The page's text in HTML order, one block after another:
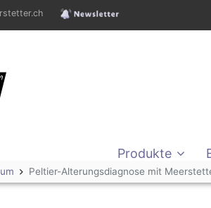
Produkte
Peltier-Alterungsdiagnose mit